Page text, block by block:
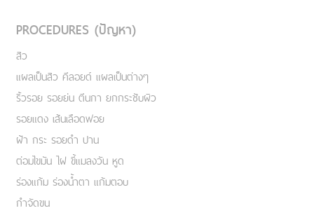
PROCEDURES (ปัญหา)
สิว
แผลเป็นสิว คีลอยด์ แผลเป็นต่างๆ
ริ้วรอย รอยย่น ตีนกา ยกกระชับผิว
รอยแดง เส้นเลือดฟอย
ฝ้า กระ รอยดำ ปาน
ต่อมไขมัน ไฝ ขี้แมลงวัน หูด
ร่องแก้ม ร่องน้ำตา แก้มตอบ
กำจัดขน